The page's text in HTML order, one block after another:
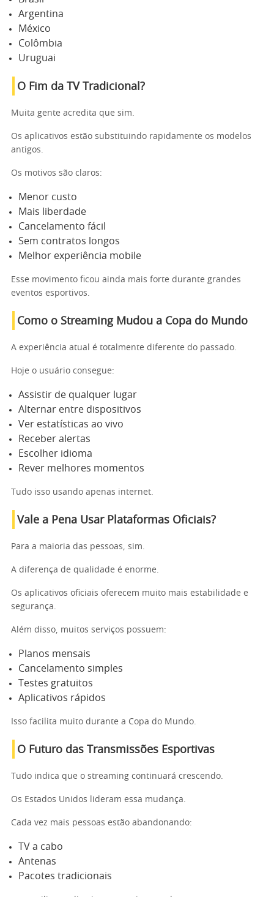
Argentina
México
Colômbia
Uruguai
O Fim da TV Tradicional?
Muita gente acredita que sim.
Os aplicativos estão substituindo rapidamente os modelos
antigos.
Os motivos são claros:
Menor custo
Mais liberdade
Cancelamento fácil
Sem contratos longos
Melhor experiência mobile
Esse movimento ficou ainda mais forte durante grandes
eventos esportivos.
Como o Streaming Mudou a Copa do Mundo
A experiência atual é totalmente diferente do passado.
Hoje o usuário consegue:
Assistir de qualquer lugar
Alternar entre dispositivos
Ver estatísticas ao vivo
Receber alertas
Escolher idioma
Rever melhores momentos
Tudo isso usando apenas internet.
Vale a Pena Usar Plataformas Oficiais?
Para a maioria das pessoas, sim.
A diferença de qualidade é enorme.
Os aplicativos oficiais oferecem muito mais estabilidade e
segurança.
Além disso, muitos serviços possuem:
Planos mensais
Cancelamento simples
Testes gratuitos
Aplicativos rápidos
Isso facilita muito durante a Copa do Mundo.
O Futuro das Transmissões Esportivas
Tudo indica que o streaming continuará crescendo.
Os Estados Unidos lideram essa mudança.
Cada vez mais pessoas estão abandonando:
TV a cabo
Antenas
Pacotes tradicionais